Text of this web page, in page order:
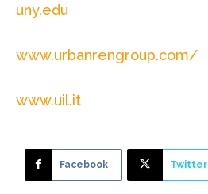
uny.edu
www.urbanrengroup.com/
www.uil.it
Facebook Twitter